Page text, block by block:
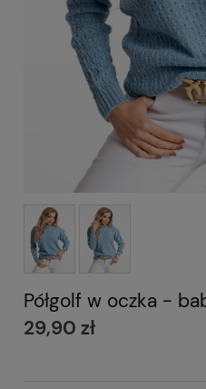
Półgolf w oczka -
29,90 zł